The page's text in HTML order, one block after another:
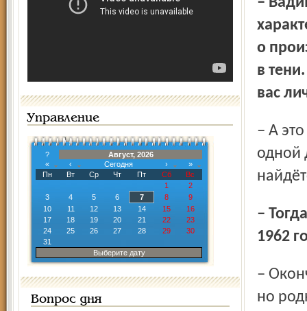
Управление
?
Август, 2026
«
‹ Сегодня ›
»
Пн
Вт Ср Чт Пт Сб
Вс
1
2
3
4 5 6 7 8
9
10
11 12 13 14 15
16
17
18 19 20 21 22
23
24
25 26 27 28 29
30
31
Выберите дату
Вопрос дня
о
в
вас
– А это не покажется не­скромным? Хотя пятьдесят лет по
одной
– Тогда с вашего разрешения вернёмся в майские дни
1962
– Окончил автомеханический техникум, пришёл из армии,
но